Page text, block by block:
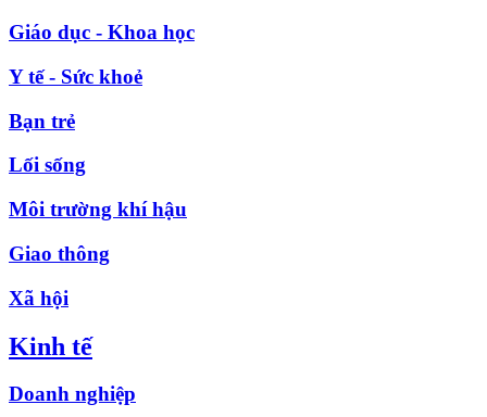
Giáo dục - Khoa học
Y tế - Sức khoẻ
Bạn trẻ
Lối sống
Môi trường khí hậu
Giao thông
Xã hội
Kinh tế
Doanh nghiệp